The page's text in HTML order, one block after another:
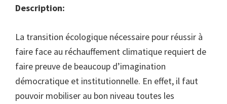
Description:
La transition écologique nécessaire pour réussir à
faire face au réchauffement climatique requiert de
faire preuve de beaucoup d’imagination
démocratique et institutionnelle. En effet, il faut
pouvoir mobiliser au bon niveau toutes les